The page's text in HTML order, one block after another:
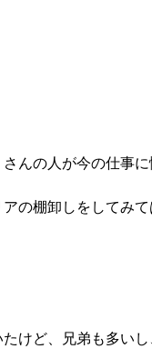
んの人が今の仕事
の棚卸しをしてみて
けど、兄弟も多い